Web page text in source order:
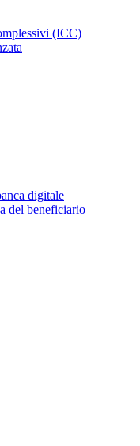
(ICC)
digitale
del beneficiario